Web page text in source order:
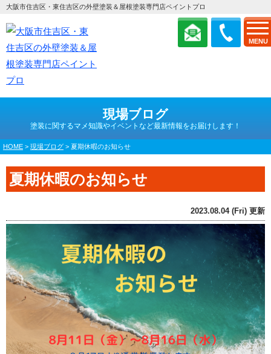
MENU
大阪市住吉区・東住吉区の外壁塗装＆屋根塗装専門店ペイントプロ
現場ブログ
塗装に関するマメ知識やイベントなど最新情報をお届けします！
HOME > 現場ブログ > 夏期休暇のお知らせ
夏期休暇のお知らせ
2023.08.04 (Fri) 更新